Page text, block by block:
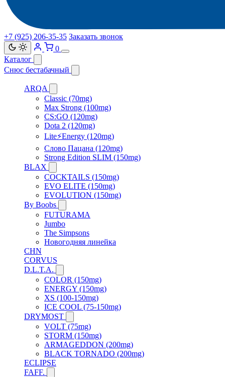
+7 (925) 206‑35‑35 Заказать звонок
0
Каталог
Снюс бестабачный
ARQA
Classic (70mg)
Max Strong (100mg)
CS:GO (120mg)
Dota 2 (120mg)
Lite⚡Energy (120mg)
Слово Пацана (120mg)
Strong Edition SLIM (150mg)
BLAX
COCKTAILS (150mg)
EVO ELITE (150mg)
EVOLUTION (150mg)
By Boobs
FUTURAMA
Jumbo
The Simpsons
Новогодняя линейка
CHN
CORVUS
D.L.T.A.
COLOR (150mg)
ENERGY (150mg)
XS (100-150mg)
ICE COOL (75-150mg)
DRYMOST
VOLT (75mg)
STORM (150mg)
ARMAGEDDON (200mg)
BLACK TORNADO (200mg)
ECLIPSE
FAFF.